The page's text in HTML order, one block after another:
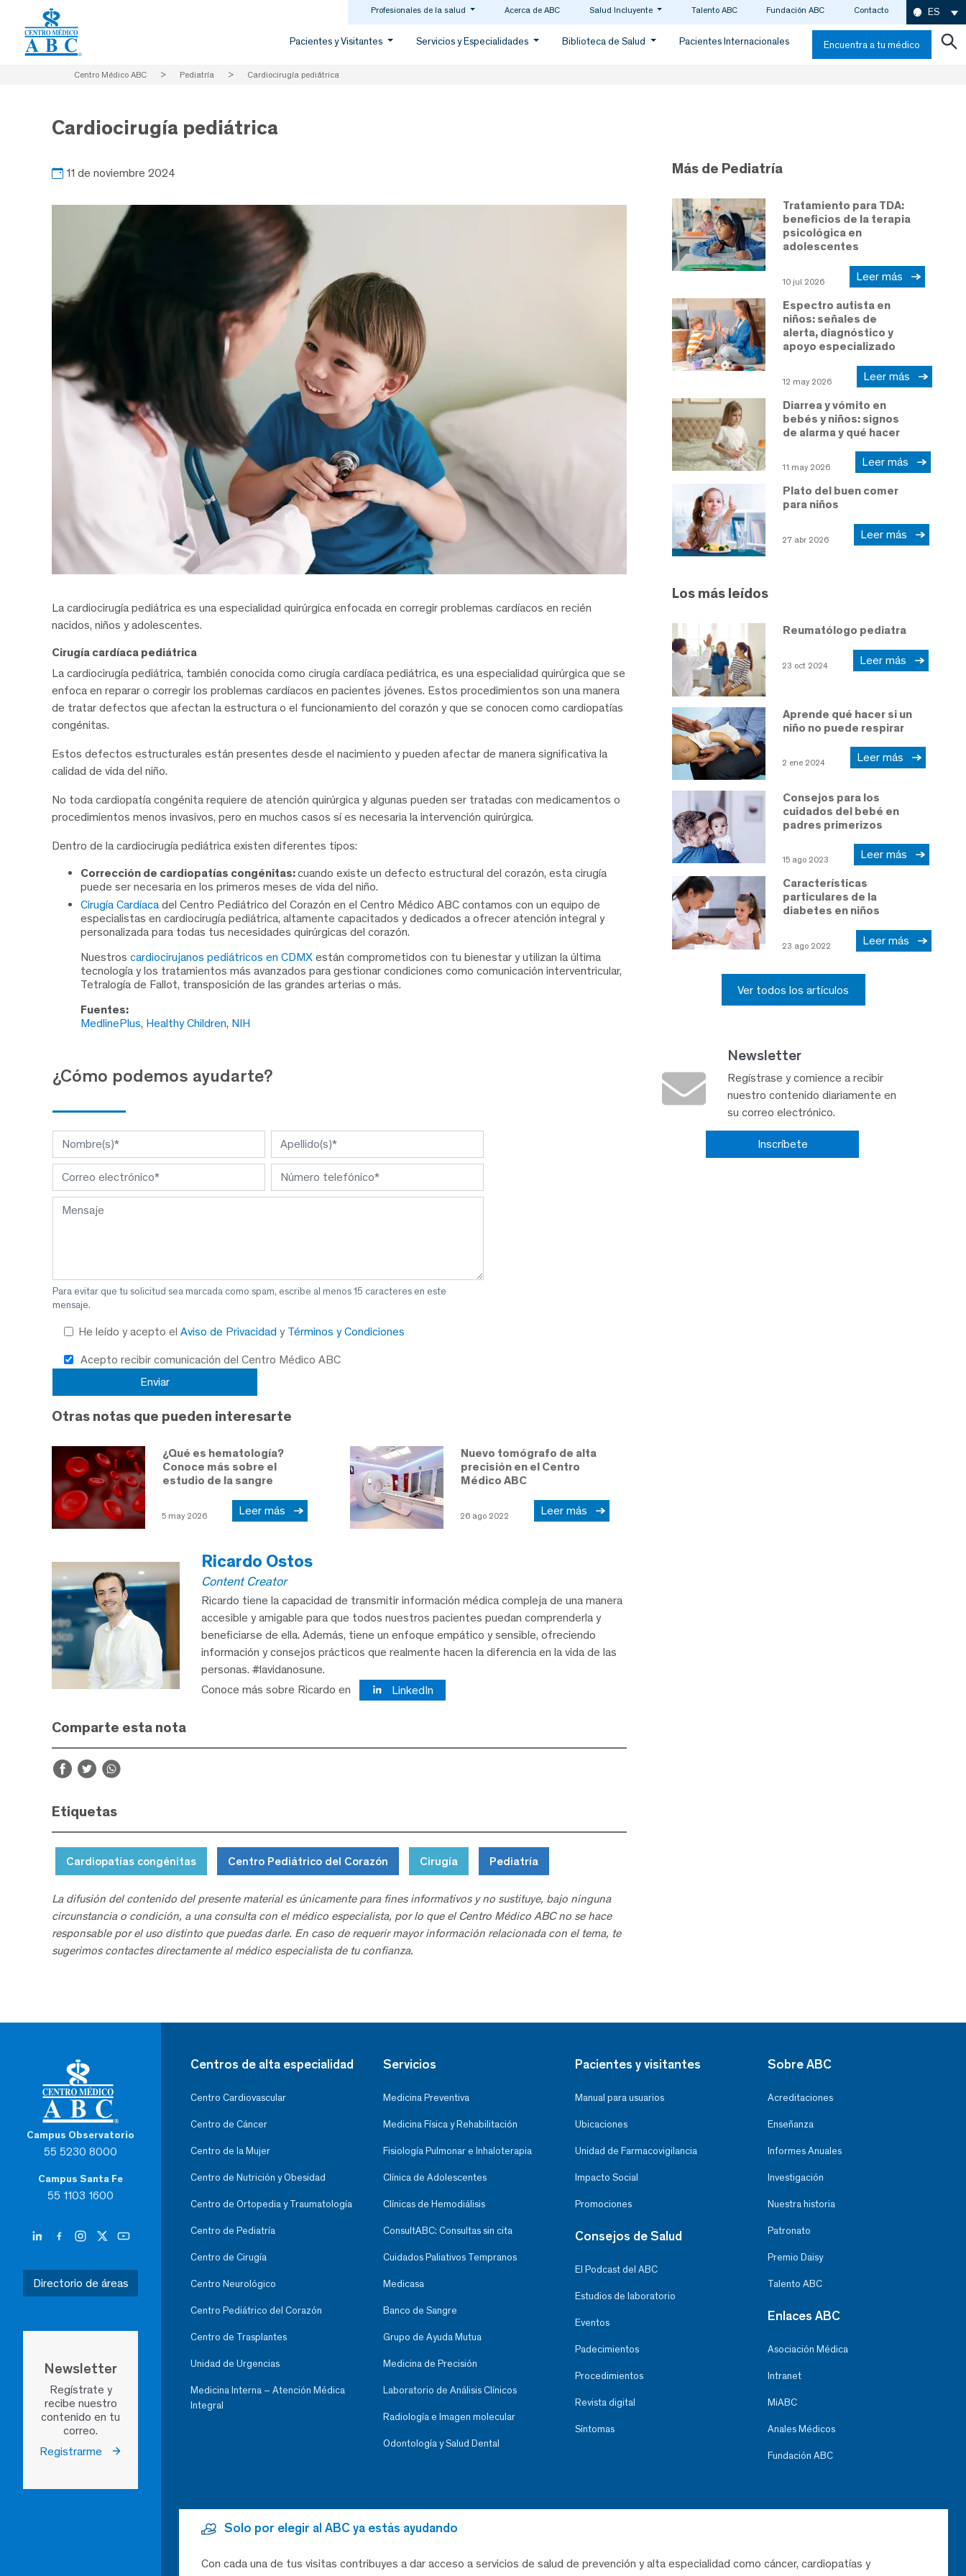
Profesionales de la salud Acerca de ABC Salud Incluyente Talento ABC Fundación ABC Contacto ES
Pacientes y Visitantes Servicios y Especialidades Biblioteca de Salud Pacientes Internacionales Encuentra a tu médico
Centro Médico ABC > Pediatría > Cardiocirugía pediátrica
Cardiocirugía pediátrica
11 de noviembre 2024
La cardiocirugía pediátrica es una especialidad quirúrgica enfocada en corregir problemas cardíacos en recién
nacidos, niños y adolescentes.
Cirugía cardíaca pediátrica
La cardiocirugía pediátrica, también conocida como cirugía cardíaca pediátrica, es una especialidad quirúrgica que se
enfoca en reparar o corregir los problemas cardíacos en pacientes jóvenes. Estos procedimientos son una manera
de tratar defectos que afectan la estructura o el funcionamiento del corazón y que se conocen como cardiopatías
congénitas.
Estos defectos estructurales están presentes desde el nacimiento y pueden afectar de manera significativa la
calidad de vida del niño.
No toda cardiopatía congénita requiere de atención quirúrgica y algunas pueden ser tratadas con medicamentos o
procedimientos menos invasivos, pero en muchos casos sí es necesaria la intervención quirúrgica.
Dentro de la cardiocirugía pediátrica existen diferentes tipos:
Corrección de cardiopatías congénitas:cuando existe un defecto estructural del corazón, esta cirugía
puede ser necesaria en los primeros meses de vida del niño.
Cirugía Cardíaca del Centro Pediátrico del Corazón en el Centro Médico ABC contamos con un equipo de
especialistas en cardiocirugía pediátrica, altamente capacitados y dedicados a ofrecer atención integral y
personalizada para todas tus necesidades quirúrgicas del corazón.
Nuestros cardiocirujanos pediátricos en CDMX están comprometidos con tu bienestar y utilizan la última
tecnología y los tratamientos más avanzados para gestionar condiciones como comunicación interventricular,
Tetralogía de Fallot, transposición de las grandes arterias o más.
Fuentes:
MedlinePlus, Healthy Children, NIH
¿Cómo podemos ayudarte?
Para evitar que tu solicitud sea marcada como spam, escribe al menos 15 caracteres en este
mensaje.
He leído y acepto el Aviso de Privacidad y Términos y Condiciones
Acepto recibir comunicación del Centro Médico ABC
Otras notas que pueden interesarte
¿Qué es hematología?
Conoce más sobre el
estudio de la sangre
5 may 2026 Leer más
Nuevo tomógrafo de alta
precisión en el Centro
Médico ABC
26 ago 2022 Leer más
Ricardo Ostos
Content Creator
Ricardo tiene la capacidad de transmitir información médica compleja de una manera
accesible y amigable para que todos nuestros pacientes puedan comprenderla y
beneficiarse de ella. Además, tiene un enfoque empático y sensible, ofreciendo
información y consejos prácticos que realmente hacen la diferencia en la vida de las
personas. #lavidanosune.
Conoce más sobre Ricardo en
LinkedIn
Comparte esta nota
Etiquetas
Cardiopatías congénitas Centro Pediátrico del Corazón Cirugía Pediatría
La difusión del contenido del presente material es únicamente para fines informativos y no sustituye, bajo ninguna
circunstancia o condición, a una consulta con el médico especialista, por lo que el Centro Médico ABC no se hace
responsable por el uso distinto que puedas darle. En caso de requerir mayor información relacionada con el tema, te
sugerimos contactes directamente al médico especialista de tu confianza.
Más de Pediatría
Tratamiento para TDA:
beneficios de la terapia
psicológica en
adolescentes
10 jul 2026 Leer más
Espectro autista en
niños: señales de
alerta, diagnóstico y
apoyo especializado
12 may 2026 Leer más
Diarrea y vómito en
bebés y niños: signos
de alarma y qué hacer
11 may 2026 Leer más
Plato del buen comer
para niños
27 abr 2026 Leer más
Los más leídos
Reumatólogo pediatra
23 oct 2024 Leer más
Aprende qué hacer si un
niño no puede respirar
2 ene 2024 Leer más
Consejos para los
cuidados del bebé en
padres primerizos
15 ago 2023 Leer más
Características
particulares de la
diabetes en niños
23 ago 2022 Leer más
Ver todos los artículos
Newsletter
Regístrase y comience a recibir
nuestro contenido diariamente en
su correo electrónico.
Inscríbete
Campus Observatorio
55 5230 8000
Campus Santa Fe
55 1103 1600
Directorio de áreas
Newsletter
Regístrate y
recibe nuestro
contenido en tu
correo.
Registrarme
Centros de alta especialidad
Centro Cardiovascular
Centro de Cáncer
Centro de la Mujer
Centro de Nutrición y Obesidad
Centro de Ortopedia y Traumatología
Centro de Pediatría
Centro de Cirugía
Centro Neurológico
Centro Pediátrico del Corazón
Centro de Trasplantes
Unidad de Urgencias
Medicina Interna – Atención Médica
Integral
Servicios
Medicina Preventiva
Medicina Física y Rehabilitación
Fisiología Pulmonar e Inhaloterapia
Clínica de Adolescentes
Clínicas de Hemodiálisis
ConsultABC: Consultas sin cita
Cuidados Paliativos Tempranos
Medicasa
Banco de Sangre
Grupo de Ayuda Mutua
Medicina de Precisión
Laboratorio de Análisis Clínicos
Radiología e Imagen molecular
Odontología y Salud Dental
Pacientes y visitantes
Manual para usuarios
Ubicaciones
Unidad de Farmacovigilancia
Impacto Social
Promociones
Consejos de Salud
El Podcast del ABC
Estudios de laboratorio
Eventos
Padecimientos
Procedimientos
Revista digital
Síntomas
Sobre ABC
Acreditaciones
Enseñanza
Informes Anuales
Investigación
Nuestra historia
Patronato
Premio Daisy
Talento ABC
Enlaces ABC
Asociación Médica
Intranet
MiABC
Anales Médicos
Fundación ABC
Solo por elegir al ABC ya estás ayudando
Con cada una de tus visitas contribuyes a dar acceso a servicios de salud de prevención y alta especialidad como cáncer, cardiopatías y